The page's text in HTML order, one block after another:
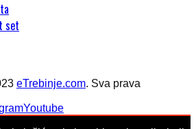
set
eTrebinje.com. Sva prava
Youtube